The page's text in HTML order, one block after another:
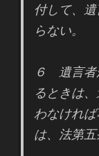
付して、
らない。
６ 遺言者
るときは
わなけれ
は、法第五